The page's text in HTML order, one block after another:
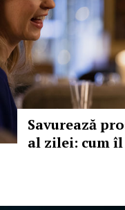
Savurează
al zilei: cum